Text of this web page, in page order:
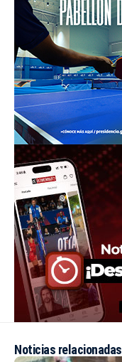
Noticias relacionadas